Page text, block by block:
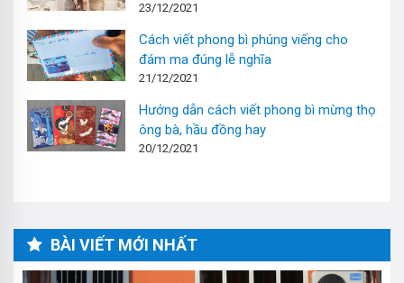
23/12/2021
Cách viết phong bì phúng viếng cho
đám ma đúng lễ nghĩa
21/12/2021
Hướng dẫn cách viết phong bì mừng thọ
ông bà, hầu đồng hay
20/12/2021
BÀI VIẾT MỚI NHẤT